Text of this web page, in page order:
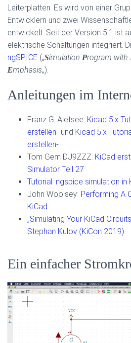
Leiterplatten. Es wird von einer
Entwicklern und zwei
entwickelt. Seit der Version 5.1 ist
elektrische Schaltungen integriert.
ngSPICE („Simulation Program with
Emphasis„).
Anleitungen im
Franz G. Aletsee: Kicad 5.x
erstellen- und Kicad 5.x
erstellen-
Tom Gem DJ9ZZZ: KiCad
Simulator Teil 27
Tutorial: ngspice simulation in
John Woolsey: Performing A
KiCad
„Simulating Your KiCad
Stephan Kulov (KiCon 2019)
Ein einfacher